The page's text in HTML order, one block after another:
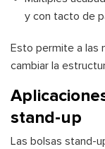
y con tacto de
Esto permite a las
cambiar la
stand-up
Las bolsas stand-